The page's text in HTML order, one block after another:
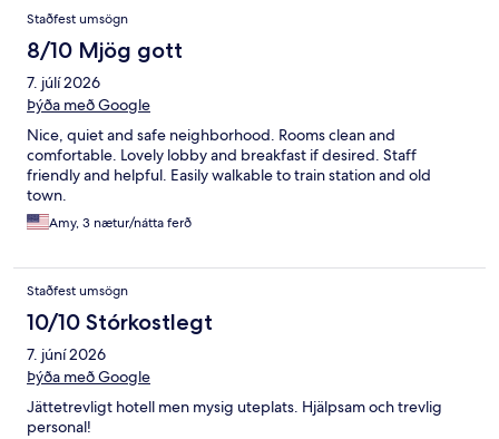
Staðfest umsögn
8/10 Mjög gott
7. júlí 2026
Þýða með Google
Nice, quiet and safe neighborhood. Rooms clean and
comfortable. Lovely lobby and breakfast if desired. Staff
friendly and helpful. Easily walkable to train station and old
town.
Amy, 3 nætur/nátta ferð
Staðfest umsögn
10/10 Stórkostlegt
7. júní 2026
Þýða með Google
Jättetrevligt hotell men mysig uteplats. Hjälpsam och trevlig
personal!